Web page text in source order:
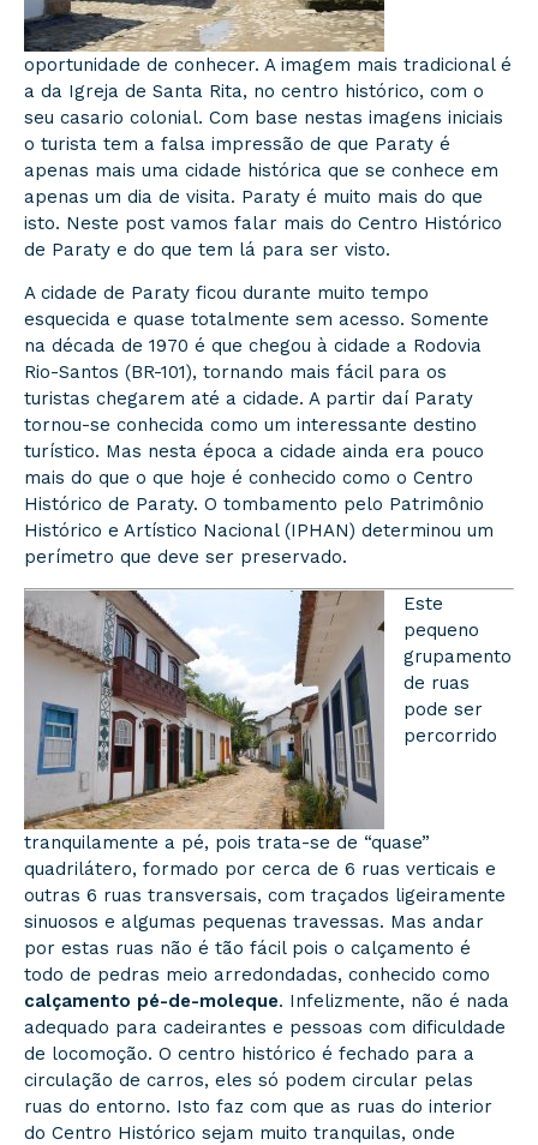
oportunidade de conhecer. A imagem mais tradicional é
a da Igreja de Santa Rita, no centro histórico, com o
seu casario colonial. Com base nestas imagens iniciais
o turista tem a falsa impressão de que Paraty é
apenas mais uma cidade histórica que se conhece em
apenas um dia de visita. Paraty é muito mais do que
isto. Neste post vamos falar mais do Centro Histórico
de Paraty e do que tem lá para ser visto.
A cidade de Paraty ficou durante muito tempo
esquecida e quase totalmente sem acesso. Somente
na década de 1970 é que chegou à cidade a Rodovia
Rio-Santos (BR-101), tornando mais fácil para os
turistas chegarem até a cidade. A partir daí Paraty
tornou-se conhecida como um interessante destino
turístico. Mas nesta época a cidade ainda era pouco
mais do que o que hoje é conhecido como o Centro
Histórico de Paraty. O tombamento pelo Patrimônio
Histórico e Artístico Nacional (IPHAN) determinou um
perímetro que deve ser preservado.
Este
pequeno
grupamento
de ruas
pode ser
percorrido
tranquilamente a pé, pois trata-se de “quase”
quadrilátero, formado por cerca de 6 ruas verticais e
outras 6 ruas transversais, com traçados ligeiramente
sinuosos e algumas pequenas travessas. Mas andar
por estas ruas não é tão fácil pois o calçamento é
todo de pedras meio arredondadas, conhecido como
calçamento pé-de-moleque. Infelizmente, não é nada
adequado para cadeirantes e pessoas com dificuldade
de locomoção. O centro histórico é fechado para a
circulação de carros, eles só podem circular pelas
ruas do entorno. Isto faz com que as ruas do interior
do Centro Histórico sejam muito tranquilas, onde